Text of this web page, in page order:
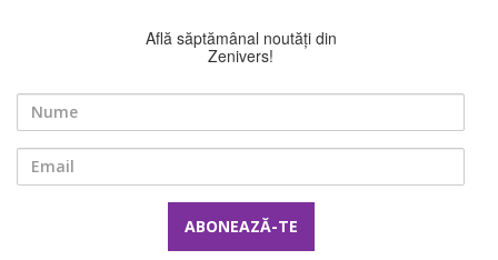
Află săptămânal noutăți din
Zenivers!